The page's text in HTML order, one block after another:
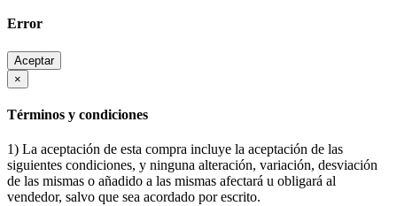
Error
Aceptar
×
Términos y condiciones
1) La aceptación de esta compra incluye la aceptación de las
siguientes condiciones, y ninguna alteración, variación, desviación
de las mismas o añadido a las mismas afectará u obligará al
vendedor, salvo que sea acordado por escrito.